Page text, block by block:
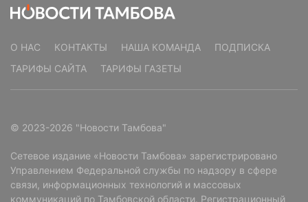
О НАС КОНТАКТЫ НАША КОМАНДА
ПОДПИСКА
ТАРИФЫ САЙТА
ТАРИФЫ ГАЗЕТЫ
© 2023-2026 "Новости Тамбова"
Сетевое издание «Новости Тамбова» зарегистрировано
Управлением Федеральной службы по надзору в сфере
связи, информационных технологий и массовых
коммуникаций по Тамбовской области. Регистрационный